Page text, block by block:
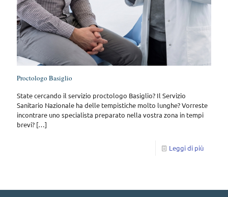
Proctologo Basiglio
State cercando il servizio proctologo Basiglio? Il Servizio
Sanitario Nazionale ha delle tempistiche molto lunghe? Vorreste
incontrare uno specialista preparato nella vostra zona in tempi
brevi? […]
Leggi di più